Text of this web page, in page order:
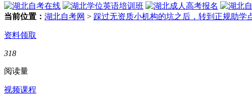
当前位置： 湖北自考网 > 踩过无资质小机构的坑之后，转到正规助学
资料领取
318
阅读量
视频课程